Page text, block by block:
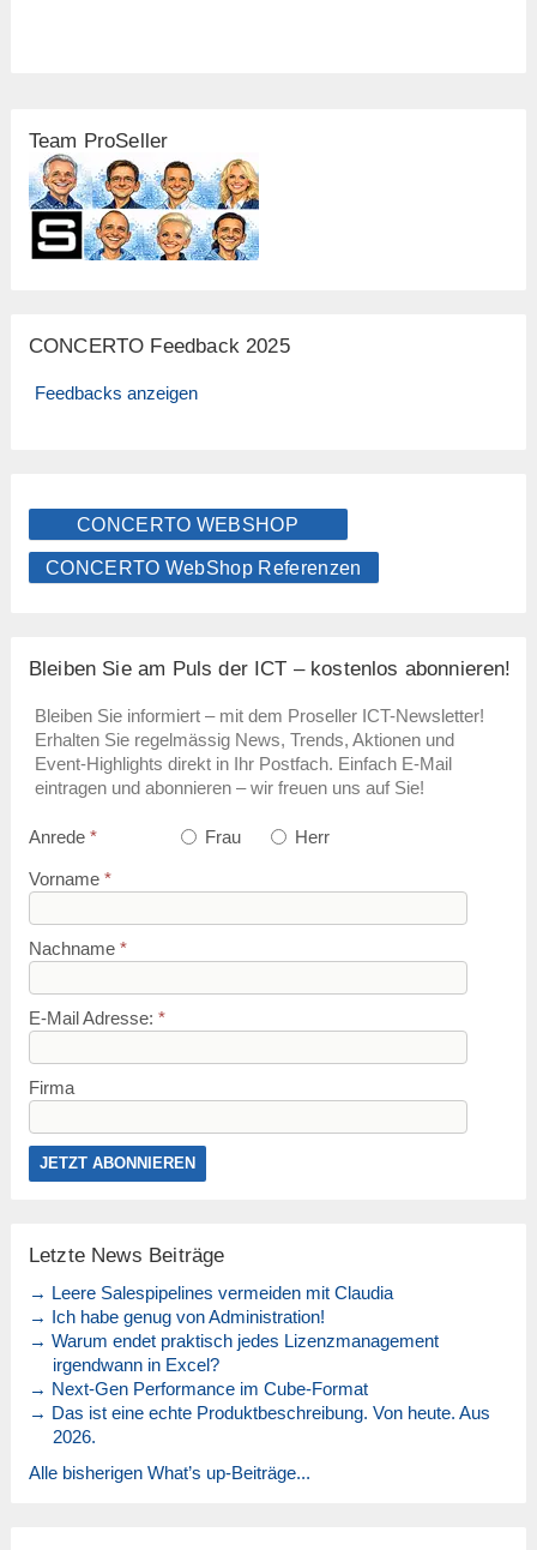
Team ProSeller
CONCERTO Feedback 2025
Feedbacks anzeigen
CONCERTO WEBSHOP
CONCERTO WebShop Referenzen
Bleiben Sie am Puls der ICT – kostenlos abonnieren!
Bleiben Sie informiert – mit dem Proseller ICT-Newsletter!
Erhalten Sie regelmässig News, Trends, Aktionen und
Event-Highlights direkt in Ihr Postfach. Einfach E-Mail
eintragen und abonnieren – wir freuen uns auf Sie!
Anrede * Frau Herr
Vorname *
Nachname *
E-Mail Adresse: *
Firma
Letzte News Beiträge
→ Leere Salespipelines vermeiden mit Claudia
→ Ich habe genug von Administration!
→ Warum endet praktisch jedes Lizenzmanagement
irgendwann in Excel?
→ Next-Gen Performance im Cube-Format
→ Das ist eine echte Produktbeschreibung. Von heute. Aus
2026.
Alle bisherigen What’s up-Beiträge...